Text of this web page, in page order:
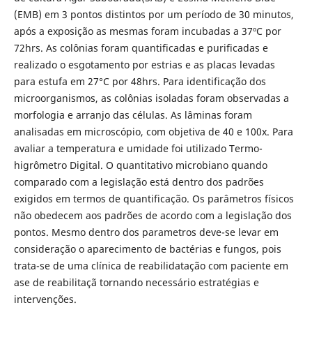
(EMB) em 3 pontos distintos por um período de 30 minutos,
após a exposição as mesmas foram incubadas a 37ºC por
72hrs. As colônias foram quantificadas e purificadas e
realizado o esgotamento por estrias e as placas levadas
para estufa em 27°C por 48hrs. Para identificação dos
microorganismos, as colônias isoladas foram observadas a
morfologia e arranjo das células. As lâminas foram
analisadas em microscópio, com objetiva de 40 e 100x. Para
avaliar a temperatura e umidade foi utilizado Termo-
higrômetro Digital. O quantitativo microbiano quando
comparado com a legislação está dentro dos padrões
exigidos em termos de quantificação. Os parâmetros físicos
não obedecem aos padrões de acordo com a legislação dos
pontos. Mesmo dentro dos parametros deve-se levar em
consideração o aparecimento de bactérias e fungos, pois
trata-se de uma clínica de reabilidatação com paciente em
ase de reabilitaçã tornando necessário estratégias e
intervenções.